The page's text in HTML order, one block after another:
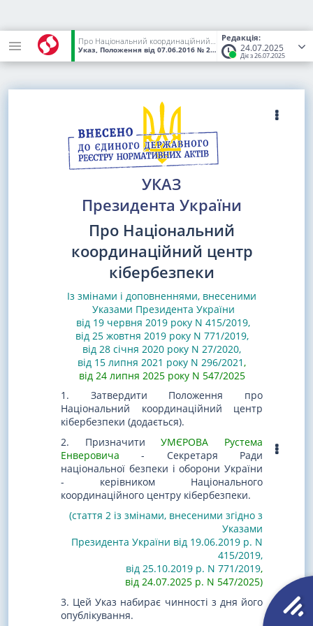
Редакція:
24.07.2025
Діє з 26.07.2025
Про Національний координаційний центр кібербезпеки
Указ, Положення від 07.06.2016 № 242/2016 (Статус:Чинний)
УКАЗ
Президента України
Про Національний
координаційний центр
кібербезпеки
Із змінами і доповненнями, внесеними
Указами Президента України
від 19 червня 2019 року N 415/2019,
від 25 жовтня 2019 року N 771/2019,
від 28 січня 2020 року N 27/2020,
від 15 липня 2021 року N 296/2021 ,
від 24 липня 2025 року N 547/2025
1. Затвердити Положення про
Національний координаційний центр
кібербезпеки (додається).
2. ПризначитиУМЄРОВА Рустема
Енверовича - Секретаря Ради
національної безпеки і оборони України
- керівником Національного
координаційного центру кібербезпеки.
(стаття 2 із змінами, внесеними згідно з
Указами
Президента України від 19.06.2019 р. N
415/2019,
від 25.10.2019 р. N 771/2019,
від 24.07.2025 р. N 547/2025)
3. Цей Указ набирає чинності з дня його
опублікування.